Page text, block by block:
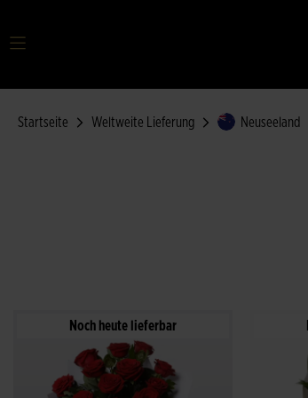
Startseite Weltweite Lieferung Neuseeland
Noch heute lieferbar